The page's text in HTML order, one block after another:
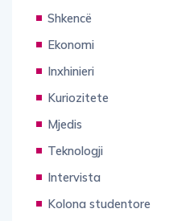
Shkencë
Ekonomi
Inxhinieri
Kuriozitete
Mjedis
Teknologji
Intervista
Kolona studentore